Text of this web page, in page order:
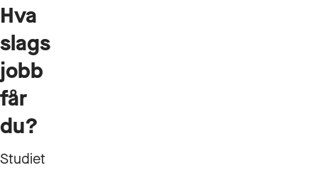
Hva
slags
jobb
får
du?
Studiet